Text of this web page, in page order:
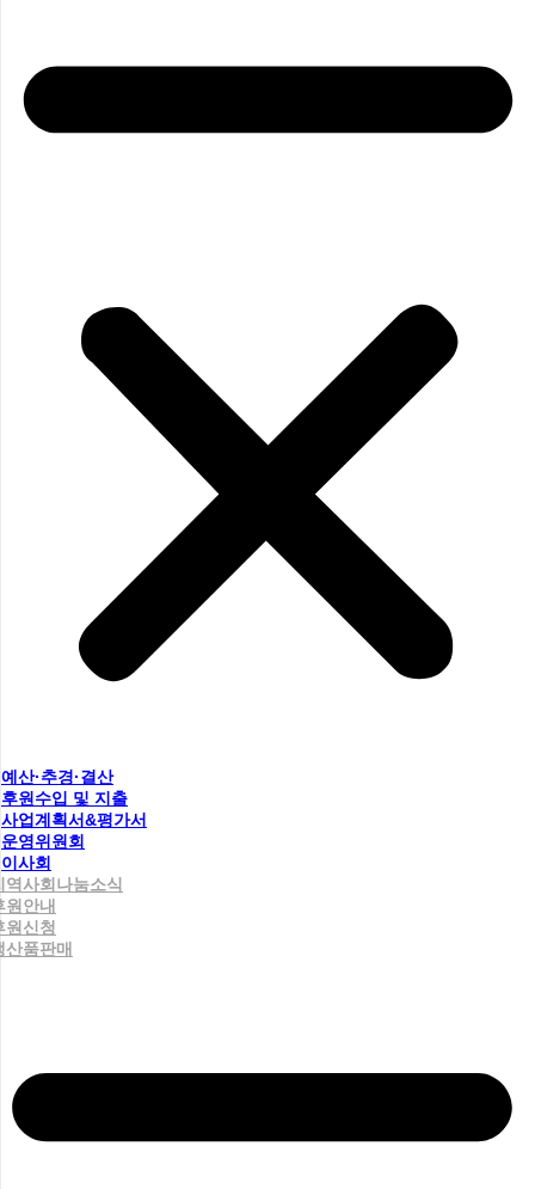
예산·추경·결산
후원수입 및 지출
사업계획서&평가서
운영위원회
이사회
역사회나눔소식
원안내
원신청
산품판매